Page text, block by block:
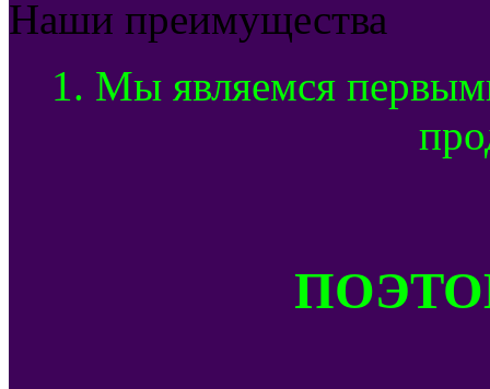
Наши преимущества
1. Мы являемся